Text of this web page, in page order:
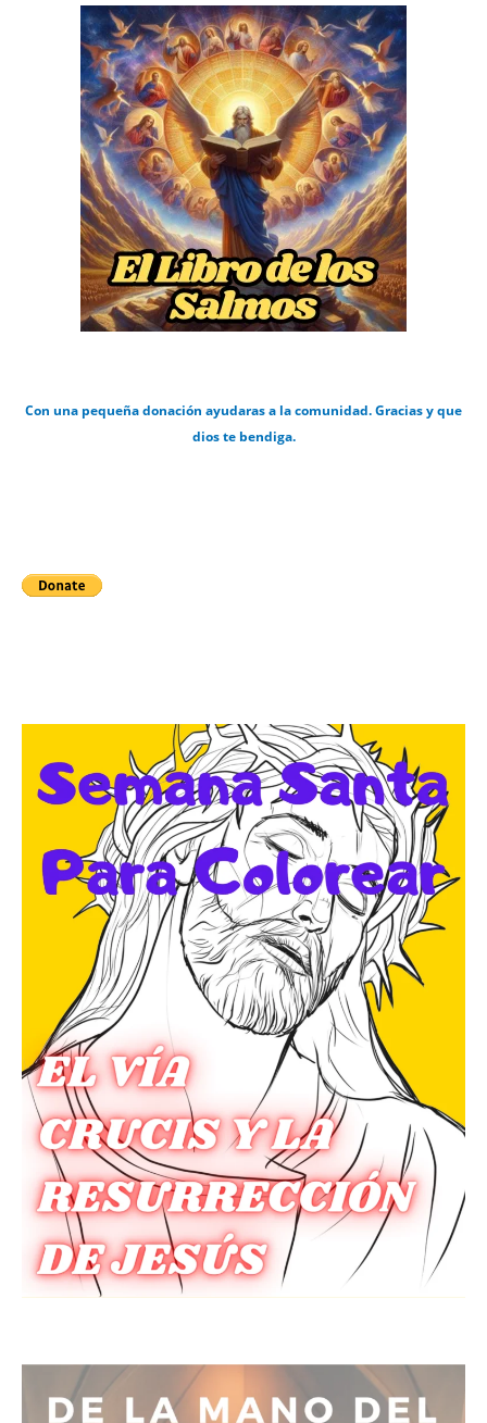
Con una pequeña donación ayudaras a la comunidad. Gracias y que
dios te bendiga.